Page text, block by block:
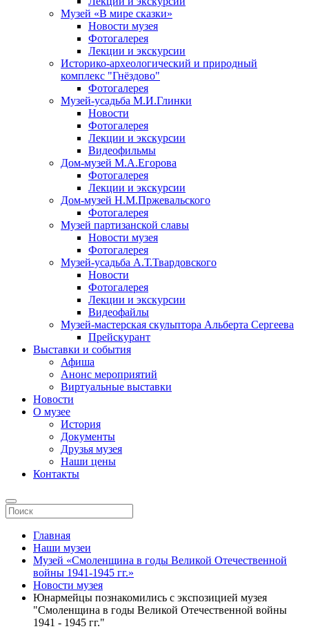
Музей «В мире сказки»
Новости музея
Фотогалерея
Лекции и экскурсии
Историко-археологический и природный
комплекс "Гнёздово"
Фотогалерея
Музей-усадьба М.И.Глинки
Новости
Фотогалерея
Лекции и экскурсии
Видеофильмы
Дом-музей М.А.Егорова
Фотогалерея
Лекции и экскурсии
Дом-музей Н.М.Пржевальского
Фотогалерея
Музей партизанской славы
Новости музея
Фотогалерея
Музей-усадьба А.Т.Твардовского
Новости
Фотогалерея
Лекции и экскурсии
Видеофайлы
Музей-мастерская скульптора Альберта Сергеева
Прейскурант
Выставки и события
Афиша
Анонс мероприятий
Виртуальные выставки
Новости
О музее
История
Документы
Друзья музея
Наши цены
Контакты
Главная
Наши музеи
Музей «Смоленщина в годы Великой Отечественной
войны 1941-1945 гг.»
Новости музея
Юнармейцы познакомились с экспозицией музея
"Смоленщина в годы Великой Отечественной войны
1941 - 1945 гг."